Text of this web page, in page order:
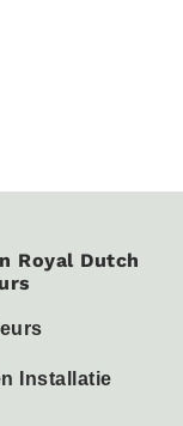
Royal Dutch
Installatie